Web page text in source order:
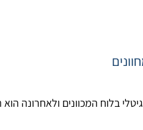
בלוח המכוונים ולאחרונה